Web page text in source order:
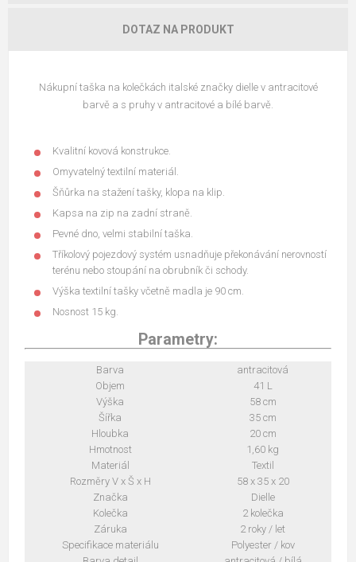
DOTAZ NA PRODUKT
Nákupní taška na kolečkách italské značky dielle v antracitové
barvě a s pruhy v antracitové a bílé barvě.
Kvalitní kovová konstrukce.
Omyvatelný textilní materiál.
Šňůrka na stažení tašky, klopa na klip.
Kapsa na zip na zadní straně.
Pevné dno, velmi stabilní taška.
Tříkolový pojezdový systém usnadňuje překonávání nerovností
terénu nebo stoupání na obrubník či schody.
Výška textilní tašky včetně madla je 90 cm.
Nosnost 15 kg.
Parametry:
Barva
antracitová
Objem
41 L
Výška
58 cm
Šířka
35 cm
Hloubka
20 cm
Hmotnost
1,60 kg
Materiál
Textil
Rozměry V x Š x H
58 x 35 x 20
Značka
Dielle
Kolečka
2 kolečka
Záruka
2 roky / let
Specifikace materiálu
Polyester / kov